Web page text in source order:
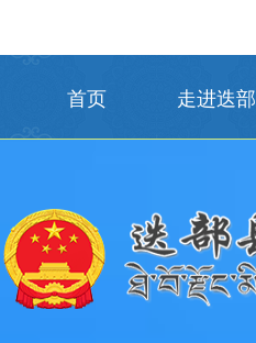
首页 走进迭部